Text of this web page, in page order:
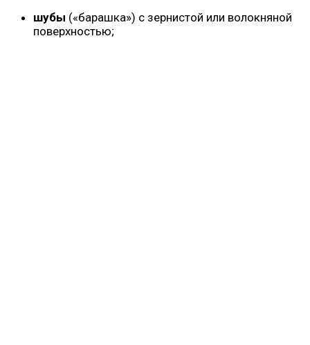
шубы («барашка») с зернистой или волокняной
поверхностью;